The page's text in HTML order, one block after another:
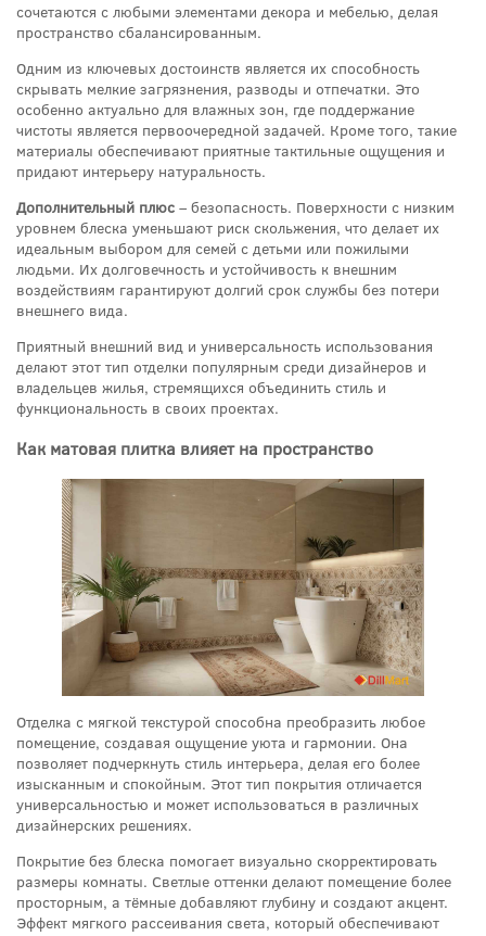
сочетаются с любыми элементами декора и мебелью, делая
пространство сбалансированным.
Одним из ключевых достоинств является их способность
скрывать мелкие загрязнения, разводы и отпечатки. Это
особенно актуально для влажных зон, где поддержание
чистоты является первоочередной задачей. Кроме того, такие
материалы обеспечивают приятные тактильные ощущения и
придают интерьеру натуральность.
Дополнительный плюс – безопасность. Поверхности с низким
уровнем блеска уменьшают риск скольжения, что делает их
идеальным выбором для семей с детьми или пожилыми
людьми. Их долговечность и устойчивость к внешним
воздействиям гарантируют долгий срок службы без потери
внешнего вида.
Приятный внешний вид и универсальность использования
делают этот тип отделки популярным среди дизайнеров и
владельцев жилья, стремящихся объединить стиль и
функциональность в своих проектах.
Как матовая плитка влияет на пространство
Отделка с мягкой текстурой способна преобразить любое
помещение, создавая ощущение уюта и гармонии. Она
позволяет подчеркнуть стиль интерьера, делая его более
изысканным и спокойным. Этот тип покрытия отличается
универсальностью и может использоваться в различных
дизайнерских решениях.
Покрытие без блеска помогает визуально скорректировать
размеры комнаты. Светлые оттенки делают помещение более
просторным, а тёмные добавляют глубину и создают акцент.
Эффект мягкого рассеивания света, который обеспечивают